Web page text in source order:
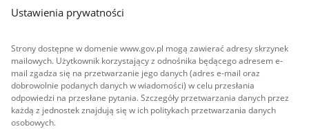
Ustawienia prywatności
Strony dostępne w domenie www.gov.pl mogą zawierać adresy skrzynek
mailowych. Użytkownik korzystający z odnośnika będącego adresem e-
mail zgadza się na przetwarzanie jego danych (adres e-mail oraz
dobrowolnie podanych danych w wiadomości) w celu przesłania
odpowiedzi na przesłane pytania. Szczegóły przetwarzania danych przez
każdą z jednostek znajdują się w ich politykach przetwarzania danych
osobowych.